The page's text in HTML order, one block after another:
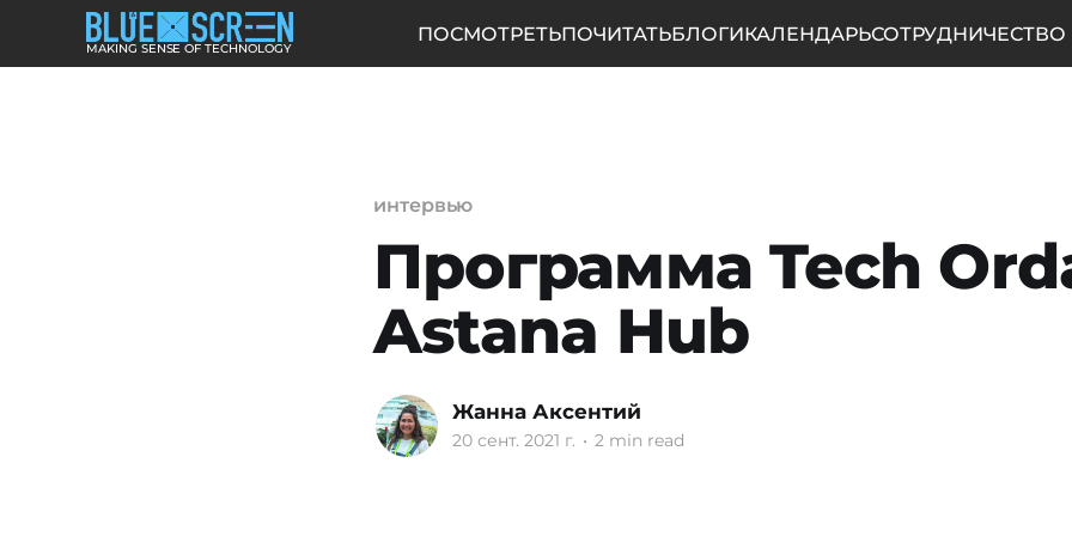
MAKING SENSE OF TECHNOLOGY
ПОСМОТРЕТЬПОЧИТАТЬБЛОГИКАЛЕНДАРЬСОТРУДНИЧЕСТВО
интервью
Программа Tech
Astana Hub
Жанна Аксентий
20 сент. 2021 г. • 2 min read